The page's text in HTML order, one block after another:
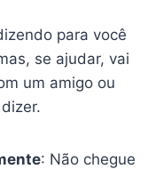
para você
se ajudar, vai
um amigo ou
: Não chegue